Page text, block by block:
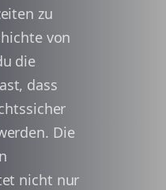
zu
von
die
dass
Die
nicht nur